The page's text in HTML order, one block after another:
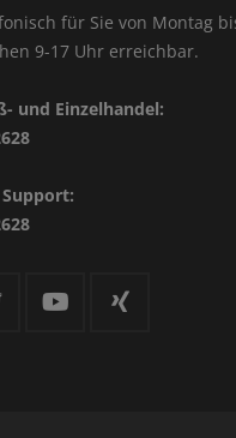
für Sie von Montag
9-17 Uhr erreichbar.
und Einzelhandel: